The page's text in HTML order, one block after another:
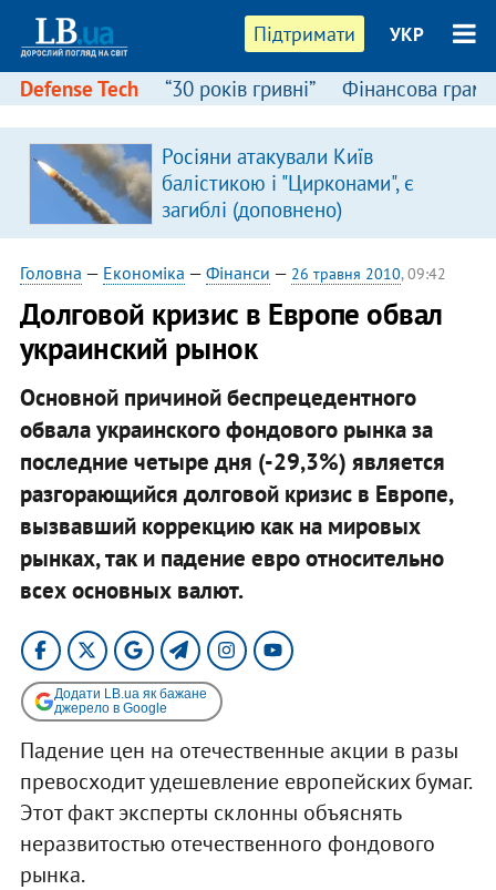
Підтримати УКР
Defense Tech “30 років гривні” Фінансова
Росіяни атакували Київ
балістикою і "Цирконами", є
загиблі (доповнено)
Головна — Економіка — Фінанси — 26 травня 2010, 09:42
Долговой кризис в Европе обвал
украинский рынок
Основной причиной беспрецедентного
обвала украинского фондового рынка за
последние четыре дня (-29,3%) является
разгорающийся долговой кризис в Европе,
вызвавший коррекцию как на мировых
рынках, так и падение евро относительно
всех основных валют.
Додати LB.ua як бажане
джерело в Google
Падение цен на отечественные акции в разы
превосходит удешевление европейских бумаг.
Этот факт эксперты склонны объяснять
неразвитостью отечественного фондового
рынка.